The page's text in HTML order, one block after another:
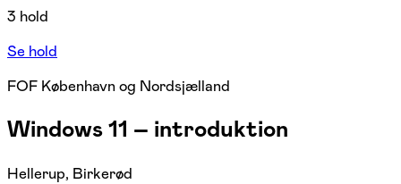
3 hold
Se hold
FOF København og Nordsjælland
Windows 11 – introduktion
Hellerup, Birkerød